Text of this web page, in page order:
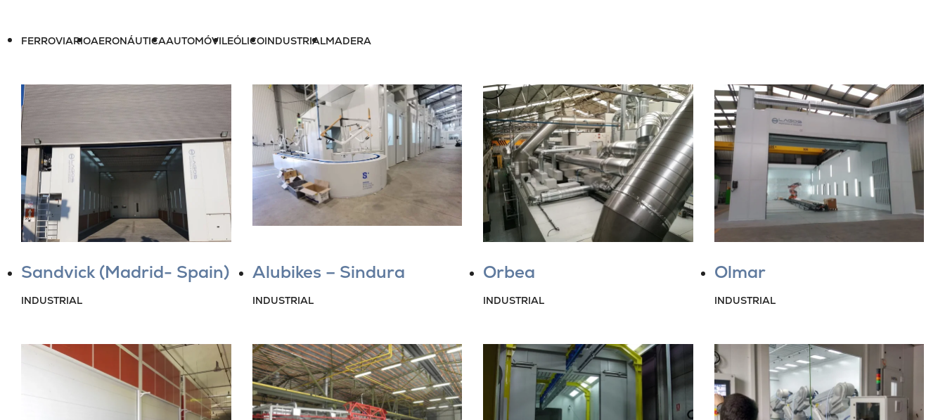
FERROVIARIOAERONÁUTICAAUTOMÓVILEÓLICOINDUSTRIALMADERA
Sandvick (Madrid- Spain)
INDUSTRIAL
Alubikes – Sindura
INDUSTRIAL
Orbea
INDUSTRIAL
Olmar
INDUSTRIAL